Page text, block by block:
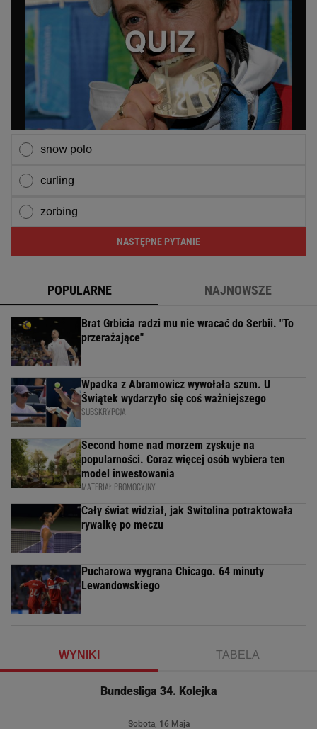
snow polo
curling
zorbing
NASTĘPNE PYTANIE
POPULARNE NAJNOWSZE
Brat Grbicia radzi mu nie wracać do Serbii. "To
przerażające"
Wpadka z Abramowicz wywołała szum. U
Świątek wydarzyło się coś ważniejszego
SUBSKRYPCJA
Second home nad morzem zyskuje na
popularności. Coraz więcej osób wybiera ten
model inwestowania
MATERIAŁ PROMOCYJNY
Cały świat widział, jak Switolina potraktowała
rywalkę po meczu
Pucharowa wygrana Chicago. 64 minuty
Lewandowskiego
WYNIKI TABELA
Bundesliga 34. Kolejka
Sobota, 16 Maja